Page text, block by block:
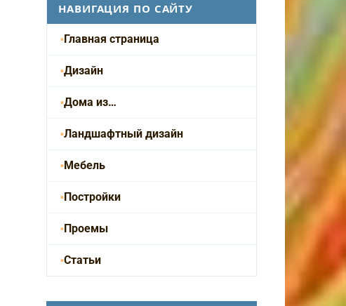
НАВИГАЦИЯ ПО САЙТУ
Главная страница
Дизайн
Дома из…
Ландшафтный дизайн
Мебель
Постройки
Проемы
Статьи